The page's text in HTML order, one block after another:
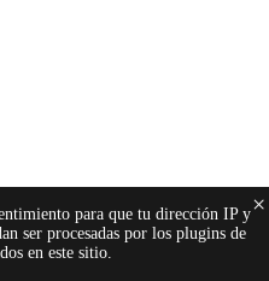
para que tu dirección IP y
ser procesadas por los plugins de
en este sitio.
×